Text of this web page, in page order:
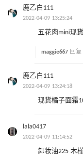
鹿乙白111
2022-04-09 13:25:24
五花肉mini现
maggie667 回复
鹿乙白111
2022-04-09 13:24:18
现货橘子面霜
lala0417
2022-04-09 11:14:52
卸妆油225 木